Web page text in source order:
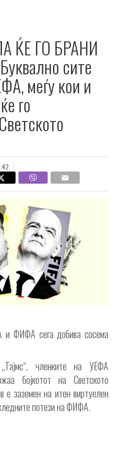
ЌЕ ГО БРАНИ
сите
меѓу кои и
го
и ФИФА сега добива сосема
членките на УЕФА
бојкотот на Светското
е заземен на итен виртуелен
потези на ФИФА.